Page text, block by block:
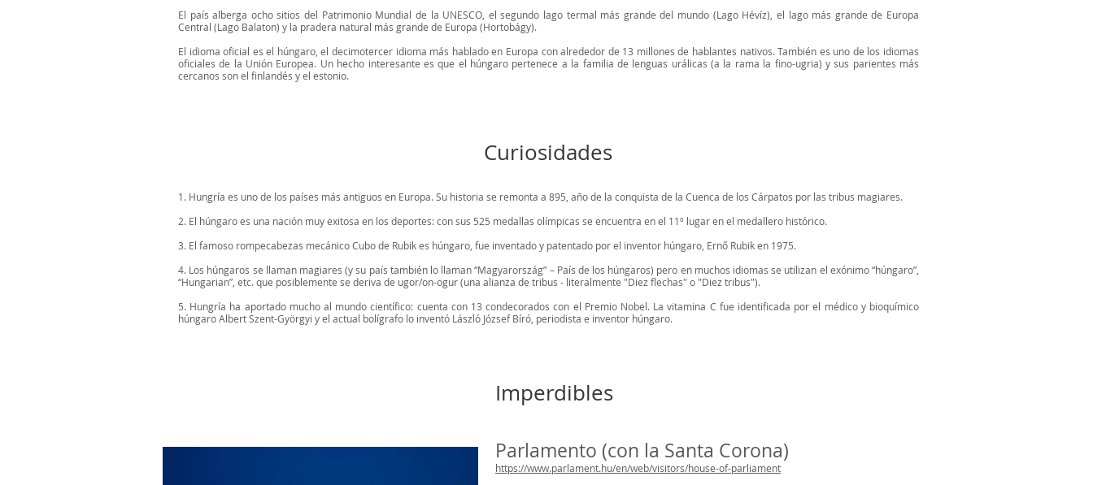
El país alberga ocho sitios del Patrimonio Mundial de la UNESCO, el segundo lago termal más grande del mundo (Lago Hévíz), el lago más grande de Europa
Central (Lago Balaton) y la pradera natural más grande de Europa (Hortobágy).
El idioma oficial es el húngaro, el decimotercer idioma más hablado en Europa con alrededor de 13 millones de hablantes nativos. También es uno de los idiomas
oficiales de la Unión Europea. Un hecho interesante es que el húngaro pertenece a la familia de lenguas urálicas (a la rama la fino-ugria) y sus parientes más
cercanos son el finlandés y el estonio.
Curiosidades
1. Hungría es uno de los países más antiguos en Europa. Su historia se remonta a 895, año de la conquista de la Cuenca de los Cárpatos por las tribus magiares.
2. El húngaro es una nación muy exitosa en los deportes: con sus 525 medallas olímpicas se encuentra en el 11º lugar en el medallero histórico.
3. El famoso rompecabezas mecánico Cubo de Rubik es húngaro, fue inventado y patentado por el inventor húngaro, Ernő Rubik en 1975.
4. Los húngaros se llaman magiares (y su país también lo llaman “Magyarország” – País de los húngaros) pero en muchos idiomas se utilizan el exónimo “húngaro”,
“Hungarian”, etc. que posiblemente se deriva de ugor/on-ogur (una alianza de tribus - literalmente "Diez flechas" o "Diez tribus").
5. Hungría ha aportado mucho al mundo científico: cuenta con 13 condecorados con el Premio Nobel. La vitamina C fue identificada por el médico y bioquímico
húngaro Albert Szent-Györgyi y el actual bolígrafo lo inventó László József Bíró, periodista e inventor húngaro.
Imperdibles
Parlamento (con la Santa Corona)
https://www.parlament.hu/en/web/visitors/house-of-parliament